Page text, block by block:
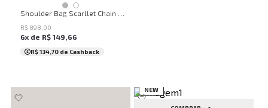
UN
R$ 898 00
6x de R$ 149 66
R$ 134,70 de Cashback
NEW